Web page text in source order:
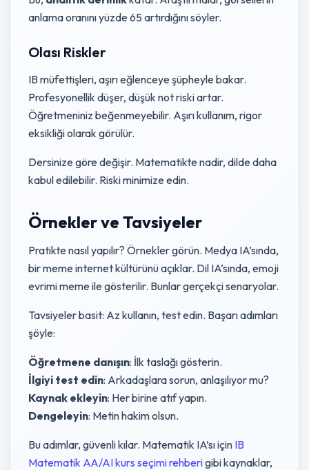
anlama oranını yüzde 65 artırdığını söyler.
Olası Riskler
IB müfettişleri, aşırı eğlenceye şüpheyle bakar.
Profesyonellik düşer, düşük not riski artar.
Öğretmeniniz beğenmeyebilir. Aşırı kullanım, rigor
eksikliği olarak görülür.
Dersinize göre değişir. Matematikte nadir, dilde daha
kabul edilebilir. Riski minimize edin.
Örnekler ve Tavsiyeler
Pratikte nasıl yapılır? Örnekler görün. Medya IA’sında,
bir meme internet kültürünü açıklar. Dil IA’sında, emoji
evrimi meme ile gösterilir. Bunlar gerçekçi senaryolar.
Tavsiyeler basit: Az kullanın, test edin. Başarı adımları
şöyle:
Öğretmene danışın: İlk taslağı gösterin.
İlgiyi test edin: Arkadaşlara sorun, anlaşılıyor mu?
Kaynak ekleyin: Her birine atıf yapın.
Dengeleyin: Metin hakim olsun.
Bu adımlar, güvenli kılar. Matematik IA’sı için IB
Matematik AA/AI kurs seçimi rehberigibi kaynaklar,